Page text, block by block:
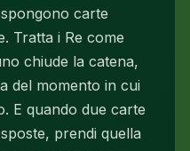
carte
Tratta i Re come
chiude la catena,
del momento in cui
E quando due carte
prendi quella